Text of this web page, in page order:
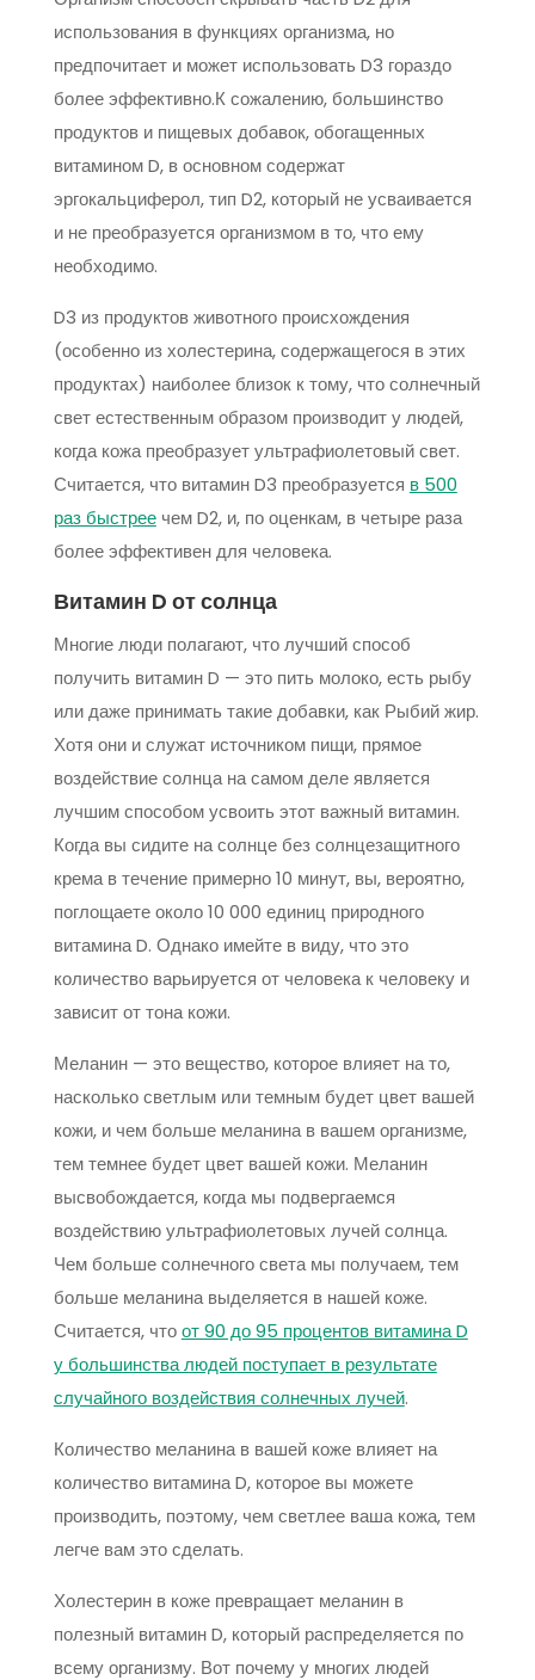
использования в функциях организма, но
предпочитает и может использовать D3 гораздо
более эффективно.К сожалению, большинство
продуктов и пищевых добавок, обогащенных
витамином D, в основном содержат
эргокальциферол, тип D2, который не усваивается
и не преобразуется организмом в то, что ему
необходимо.
D3 из продуктов животного происхождения
(особенно из холестерина, содержащегося в этих
продуктах) наиболее близок к тому, что солнечный
свет естественным образом производит у людей,
когда кожа преобразует ультрафиолетовый свет.
Считается, что витамин D3 преобразуется в 500
раз быстреечем D2, и, по оценкам, в четыре раза
более эффективен для человека.
Витамин D от солнца
Многие люди полагают, что лучший способ
получить витамин D — это пить молоко, есть рыбу
или даже принимать такие добавки, как Рыбий жир.
Хотя они и служат источником пищи, прямое
воздействие солнца на самом деле является
лучшим способом усвоить этот важный витамин.
Когда вы сидите на солнце без солнцезащитного
крема в течение примерно 10 минут, вы, вероятно,
поглощаете около 10 000 единиц природного
витамина D. Однако имейте в виду, что это
количество варьируется от человека к человеку и
зависит от тона кожи.
Меланин — это вещество, которое влияет на то,
насколько светлым или темным будет цвет вашей
кожи, и чем больше меланина в вашем организме,
тем темнее будет цвет вашей кожи. Меланин
высвобождается, когда мы подвергаемся
воздействию ультрафиолетовых лучей солнца.
Чем больше солнечного света мы получаем, тем
больше меланина выделяется в нашей коже.
Считается, чтоот 90 до 95 процентов витамина D
у большинства людей поступает в результате
случайного воздействия солнечных лучей.
Количество меланина в вашей коже влияет на
количество витамина D, которое вы можете
производить, поэтому, чем светлее ваша кожа, тем
легче вам это сделать.
Холестерин в коже превращает меланин в
полезный витамин D, который распределяется по
всему организму. Вот почему у многих людей